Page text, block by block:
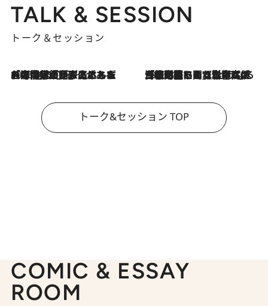
TALK & SESSION
トーク＆セッション
2026.8.3
「今後値上げがあるとすれば…」「リスクがあるのは今年の冬」エネルギー専門家が語る、ホルムズ海峡封鎖が家庭にもたらす“ある心配” 2026.8.3
「住宅建てられない…」「サーチャージ料の高値が続いている」ホルムズ海峡封鎖による影響はいつまで続く？《エネルギー専門家に聞く“どうなる日本の暮らし”》
トーク&セッション TOP
COMIC & ESSAY
ROOM